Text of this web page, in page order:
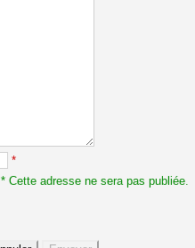
*
* Cette adresse ne sera pas publiée.